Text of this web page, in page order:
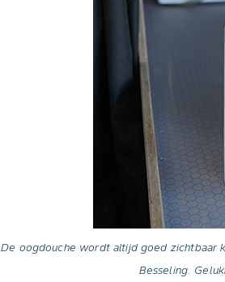
De oogdouche wordt altijd goed zichtbaar
Besseling.